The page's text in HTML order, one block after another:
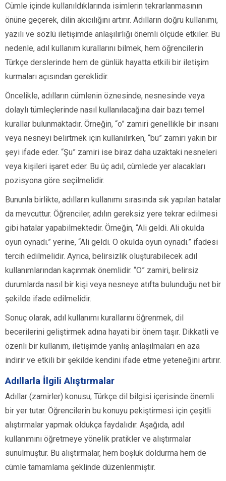
Cümle içinde kullanıldıklarında isimlerin tekrarlanmasının
önüne geçerek, dilin akıcılığını artırır. Adılların doğru kullanımı,
yazılı ve sözlü iletişimde anlaşılırlığı önemli ölçüde etkiler. Bu
nedenle, adıl kullanım kurallarını bilmek, hem öğrencilerin
Türkçe derslerinde hem de günlük hayatta etkili bir iletişim
kurmaları açısından gereklidir.
Öncelikle, adılların cümlenin öznesinde, nesnesinde veya
dolaylı tümleçlerinde nasıl kullanılacağına dair bazı temel
kurallar bulunmaktadır. Örneğin, “o” zamiri genellikle bir insanı
veya nesneyi belirtmek için kullanılırken, “bu” zamiri yakın bir
şeyi ifade eder. “Şu” zamiri ise biraz daha uzaktaki nesneleri
veya kişileri işaret eder. Bu üç adıl, cümlede yer alacakları
pozisyona göre seçilmelidir.
Bununla birlikte, adılların kullanımı sırasında sık yapılan hatalar
da mevcuttur. Öğrenciler, adılın gereksiz yere tekrar edilmesi
gibi hatalar yapabilmektedir. Örneğin, “Ali geldi. Ali okulda
oyun oynadı.” yerine, “Ali geldi. O okulda oyun oynadı.” ifadesi
tercih edilmelidir. Ayrıca, belirsizlik oluşturabilecek adıl
kullanımlarından kaçınmak önemlidir. “O” zamiri, belirsiz
durumlarda nasıl bir kişi veya nesneye atıfta bulunduğu net bir
şekilde ifade edilmelidir.
Sonuç olarak, adıl kullanımı kurallarını öğrenmek, dil
becerilerini geliştirmek adına hayati bir önem taşır. Dikkatli ve
özenli bir kullanım, iletişimde yanlış anlaşılmaları en aza
indirir ve etkili bir şekilde kendini ifade etme yeteneğini artırır.
Adıllarla İlgili Alıştırmalar
Adıllar (zamirler) konusu, Türkçe dil bilgisi içerisinde önemli
bir yer tutar. Öğrencilerin bu konuyu pekiştirmesi için çeşitli
alıştırmalar yapmak oldukça faydalıdır. Aşağıda, adıl
kullanımını öğretmeye yönelik pratikler ve alıştırmalar
sunulmuştur. Bu alıştırmalar, hem boşluk doldurma hem de
cümle tamamlama şeklinde düzenlenmiştir.